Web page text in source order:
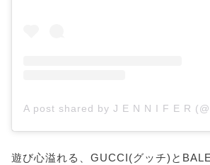
遊び心溢れる、GUCCI(グッチ)と